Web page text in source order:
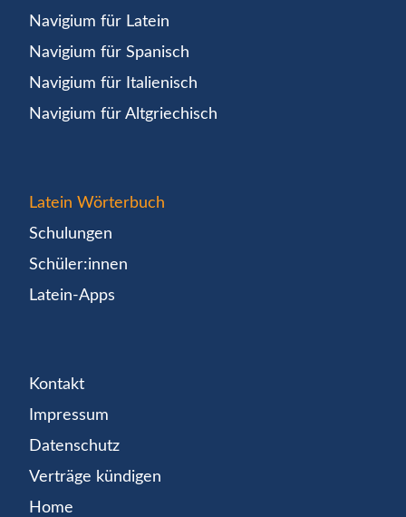
Navigium für Latein
Navigium für Spanisch
Navigium für Italienisch
Navigium für Altgriechisch
Latein Wörterbuch
Schulungen
Schüler:innen
Latein-Apps
Kontakt
Impressum
Datenschutz
Verträge kündigen
Home